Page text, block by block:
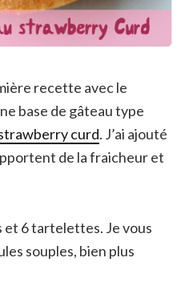
recette avec le
base de gâteau type
curd. J’ai ajouté
de la fraicheur et
et 6 tartelettes. Je vous
souples, bien plus